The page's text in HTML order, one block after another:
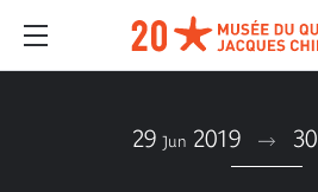
29 Jun 2019 30